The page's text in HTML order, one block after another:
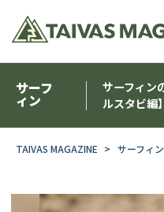
サーフ
ィン
サーフィン
ルスタビ編】
TAIVAS MAGAZINE サーフィン